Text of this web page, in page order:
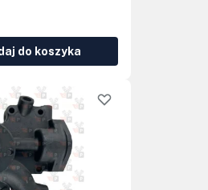
do koszyka